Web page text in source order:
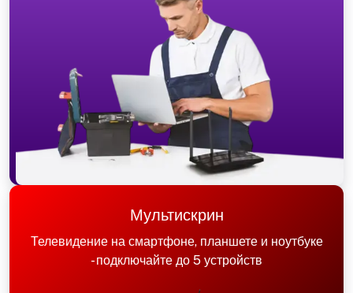
Мультискрин
Телевидение на смартфоне, планшете и ноутбуке
- подключайте до 5 устройств